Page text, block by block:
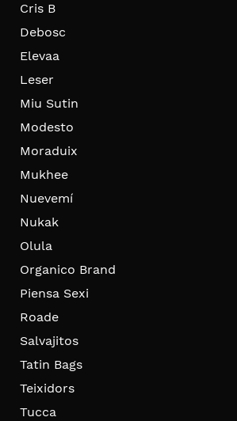
Cris B
Debosc
Elevaa
Leser
Miu Sutin
Modesto
Moraduix
Mukhee
Nuevemí
Nukak
Olula
Organico Brand
Piensa Sexi
Roade
Salvajitos
Tatin Bags
Teixidors
Tucca